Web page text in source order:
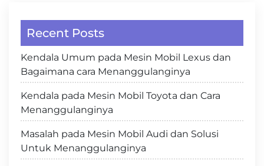
Recent Posts
Kendala Umum pada Mesin Mobil Lexus dan
Bagaimana cara Menanggulanginya
Kendala pada Mesin Mobil Toyota dan Cara
Menanggulanginya
Masalah pada Mesin Mobil Audi dan Solusi
Untuk Menanggulanginya